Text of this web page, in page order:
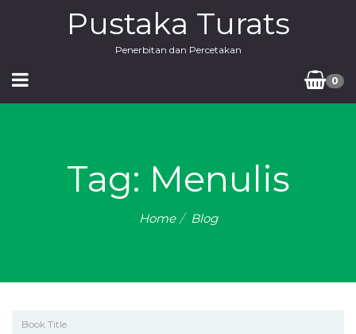
Pustaka Turats
Penerbitan dan Percetakan
0
Tag: Menulis
Home Blog